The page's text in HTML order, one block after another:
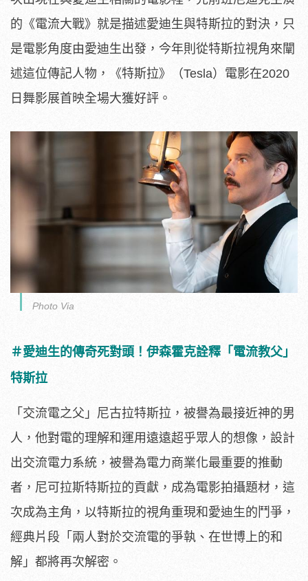
的《電流大戰》就是描述愛迪生與特斯拉的對決，只
是電影角度由愛迪生出發，今年則從特斯拉視角來闡
述這位傳記人物，《特斯拉》（Tesla）電影在2020
日舞影展首映全場大獲好評。
Photo Via
＃愛迪生的傳奇死對頭！伊森霍克詮釋「電流教父」
特斯拉
「交流電之父」尼古拉特斯拉，被譽為最接近神的男
人， 他對電的理解和運用遠遠超乎眾人的想像，設計
出交流電力系統， 被譽為電力商業化最重要的推動
者，尼可拉斯特斯拉的貢獻， 成為電影拍攝題材，這
次成為主角， 以特斯拉的視角重現和愛迪生的鬥爭，
經典片段「 兩人對於交流電的爭執、在世博上的和
解」都將再次解密。